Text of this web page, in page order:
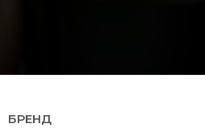
БРЕНД